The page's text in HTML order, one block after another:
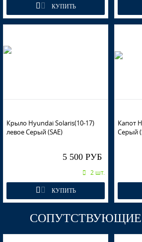
VEA - SILVER BLUE, ICE SILVER
UBS - STONE BEIGE
UBS - STONE BEIGE
КУПИТЬ
Крыло Hyundai Solaris(10-17)
левое Серый (SAE)
5 500 РУБ
2 шт.
КУПИТЬ
Капот
Серый
СОПУТСТВУЮЩИЕ